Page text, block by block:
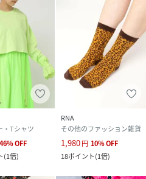
・Tシャツ
46%OFF
(1倍)
RNA
その他のファッション雑貨
1,980円 10%OFF
18ポイント(1倍)